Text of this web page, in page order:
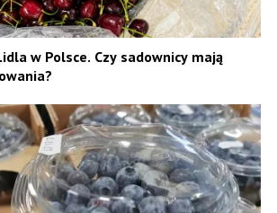
w Polsce. Czy sadownicy mają